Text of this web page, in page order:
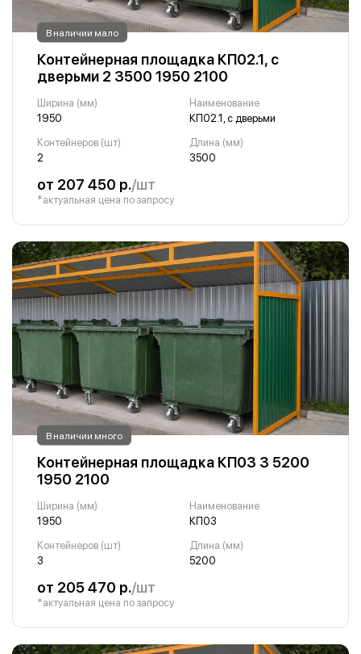
В наличии мало
Контейнерная площадка КП02.1, с
дверьми 2 3500 1950 2100
Ширина (мм)
1950
Наименование
КП02.1, с дверьми
Контейнеров (шт)
2
Длина (мм)
3500
от 207 450 р./шт
*актуальная цена по запросу
В наличии много
Контейнерная площадка КП03 3 5200
1950 2100
Ширина (мм)
1950
Наименование
КП03
Контейнеров (шт)
3
Длина (мм)
5200
от 205 470 р./шт
*актуальная цена по запросу